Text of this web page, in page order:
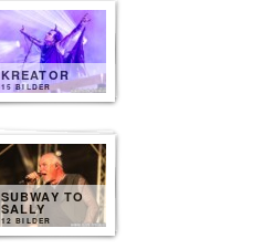
KREATOR
15 BILDER
SUBWAY TO
SALLY
12 BILDER